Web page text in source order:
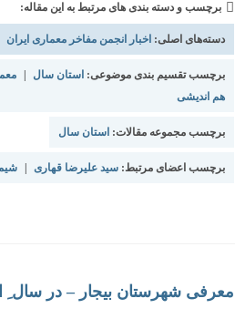
برچسب و دسته بندی های مرتبط به این مقاله:
دسته‌های اصلی: اخبار انجمن مفاخر معماری ایران
برچسب تقسیم بندی موضوعی: استان سال
هم اندیشی
برچسب مجموعه مقالات: استان سال
برچسب اعضای مرتبط: سید علیرضا قهاری
معرفی شهرستان بیجار – در سال